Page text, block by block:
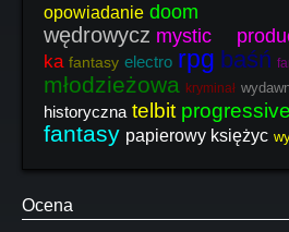
opowiadanie doom
wędrowycz mystic
ka fantasy electro rpg baśń
młodzieżowa kryminał
historyczna telbit
fantasy papierowy księżyc
Ocena